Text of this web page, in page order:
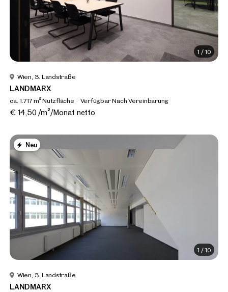
1 /10
Wien, 3. Landstraße
LANDMARX
ca. 1.717 m² Nutzfläche Verfügbar Nach Vereinbarung
€ 14,50 /m²/Monat netto
Neu
1 /10
Wien, 3. Landstraße
LANDMARX